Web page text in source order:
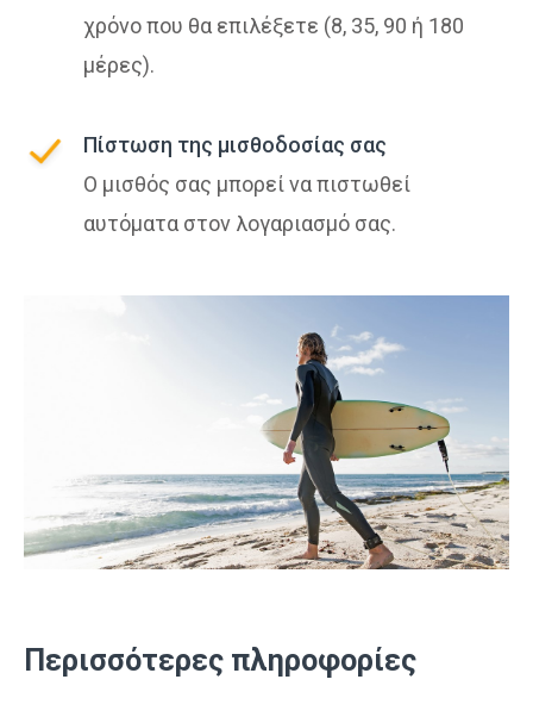
χρόνο που θα επιλέξετε (8, 35, 90 ή 180
μέρες).
Πίστωση της μισθοδοσίας σας
Ο μισθός σας μπορεί να πιστωθεί
αυτόματα στον λογαριασμό σας.
Περισσότερες πληροφορίες